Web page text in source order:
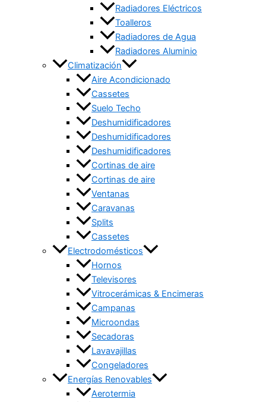
Radiadores Eléctricos
Toalleros
Radiadores de Agua
Radiadores Aluminio
Climatización
Aire Acondicionado
Cassetes
Suelo Techo
Deshumidificadores
Deshumidificadores
Deshumidificadores
Cortinas de aire
Cortinas de aire
Ventanas
Caravanas
Splits
Cassetes
Electrodomésticos
Hornos
Televisores
Vitrocerámicas & Encimeras
Campanas
Microondas
Secadoras
Lavavajillas
Congeladores
Energías Renovables
Aerotermia